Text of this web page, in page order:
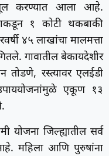
करण्यात आला आहे.
१ कोटी थकबाकी
४५ लाखांचा मालमत्ता
गावातील बेकायदेशीर
रस्त्यावर एलईडी
एकूण १३
योजना जिल्ह्यातील सर्व
महिला आणि पुरुषांना